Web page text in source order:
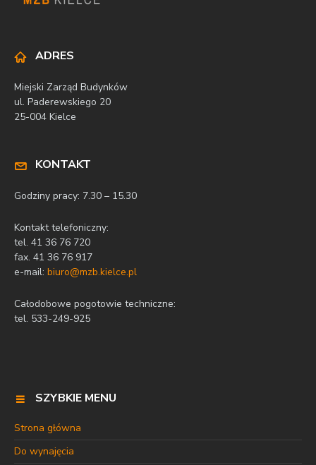
ADRES
Miejski Zarząd Budynków
ul. Paderewskiego 20
25-004 Kielce
KONTAKT
Godziny pracy: 7.30 – 15.30
Kontakt telefoniczny:
tel. 41 36 76 720
fax. 41 36 76 917
e-mail: biuro@mzb.kielce.pl
Całodobowe pogotowie techniczne:
tel. 533-249-925
SZYBKIE MENU
Strona główna
Do wynajęcia